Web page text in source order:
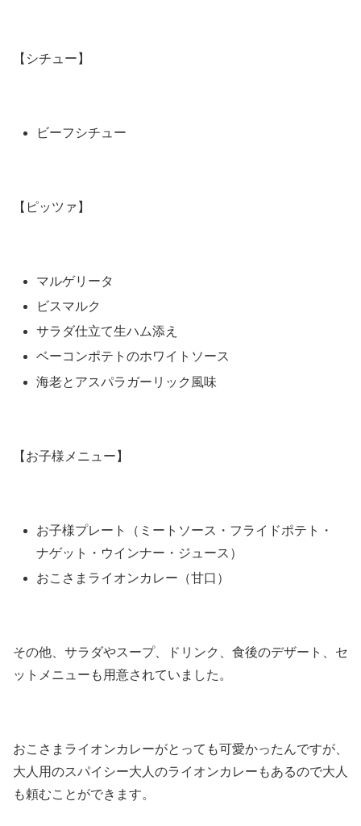
【シチュー】
ビーフシチュー
【ピッツァ】
マルゲリータ
ビスマルク
サラダ仕立て生ハム添え
ベーコンポテトのホワイトソース
海老とアスパラガーリック風味
【お子様メニュー】
お子様プレート（ミートソース・フライドポテト・
ナゲット・ウインナー・ジュース）
おこさまライオンカレー（甘口）
その他、サラダやスープ、ドリンク、食後のデザート、セ
ットメニューも用意されていました。
おこさまライオンカレーがとっても可愛かったんですが、
大人用のスパイシー大人のライオンカレーもあるので大人
も頼むことができます。